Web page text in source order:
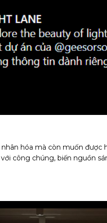
hóa mà còn muốn
công chúng, biến nguồn